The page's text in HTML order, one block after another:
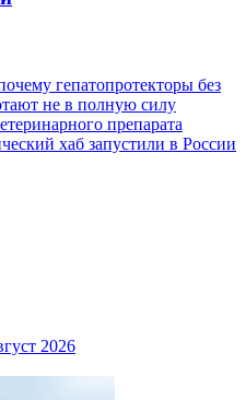
гепатопротекторы без
не в полную силу
препарата
хаб запустили в России
2026